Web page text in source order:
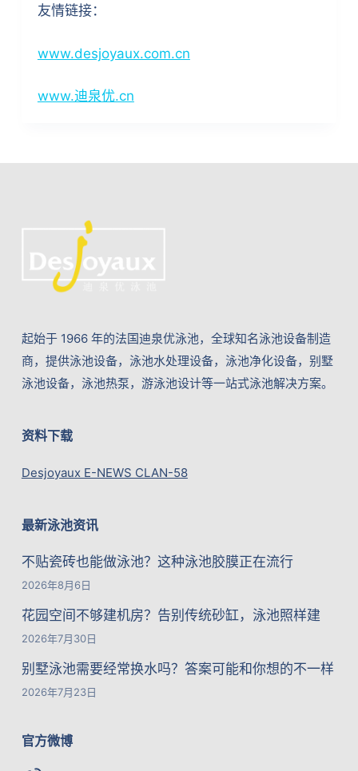
友情链接：
www.desjoyaux.com.cn
www.迪泉优.cn
起始于 1966 年的法国迪泉优泳池，全球知名泳池设备制造
商，提供泳池设备，泳池水处理设备，泳池净化设备，别墅
泳池设备，泳池热泵，游泳池设计等一站式泳池解决方案。
资料下载
Desjoyaux E-NEWS CLAN-58
最新泳池资讯
不贴瓷砖也能做泳池？这种泳池胶膜正在流行
2026年8月6日
花园空间不够建机房？告别传统砂缸，泳池照样建
2026年7月30日
别墅泳池需要经常换水吗？答案可能和你想的不一样
2026年7月23日
官方微博